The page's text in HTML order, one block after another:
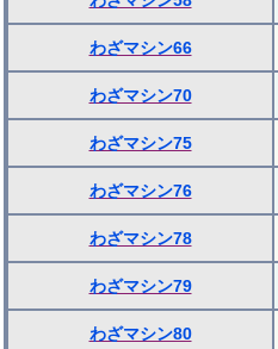
わざマシン66
わざマシン70
わざマシン75
わざマシン76
わざマシン78
わざマシン79
わざマシン80